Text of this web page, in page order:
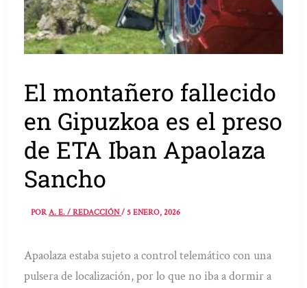
El montañero fallecido
en Gipuzkoa es el preso
de ETA Iban Apaolaza
Sancho
PORA. E. / REDACCIÓN/5 ENERO, 2026
Apaolaza estaba sujeto a control telemático con una
pulsera de localización, por lo que no iba a dormir a